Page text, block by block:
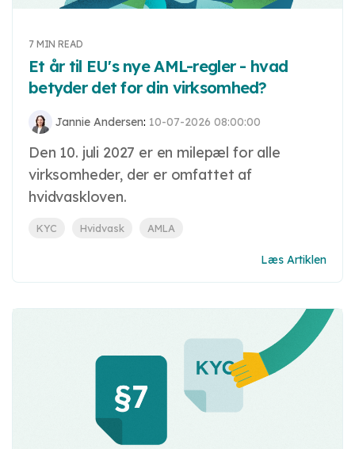
7 MIN READ
Et år til EU's nye AML-regler - hvad
betyder det for din virksomhed?
Jannie Andersen: 10-07-2026 08:00:00
Den 10. juli 2027 er en milepæl for alle
virksomheder, der er omfattet af
hvidvaskloven.
KYC Hvidvask AMLA
Læs Artiklen